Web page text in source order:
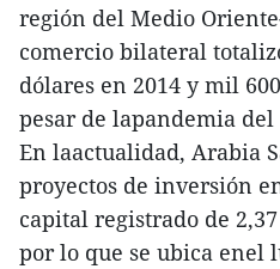
región del Medio
comercio bilateral
dólares en 2014 y mil
pesar de lapandemia del
En laactualidad, Arabia
proyectos de inversión
capital registrado de
por lo que se ubica enel